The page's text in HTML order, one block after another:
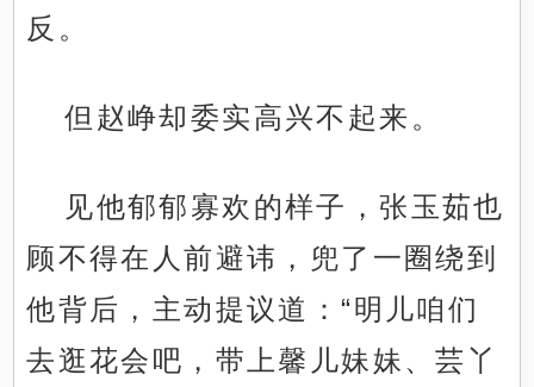
反。
但赵峥却委实高兴不起来。
见他郁郁寡欢的样子，张玉茹也
顾不得在人前避讳，兜了一圈绕到
他背后，主动提议道：“明儿咱们
去逛花会吧，带上馨儿妹妹、芸丫